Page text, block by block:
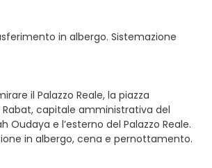
in albergo. Sistemazione
il Palazzo Reale, la piazza
Rabat, capitale amministrativa del
e l’esterno del Palazzo Reale.
in albergo, cena e pernottamento.